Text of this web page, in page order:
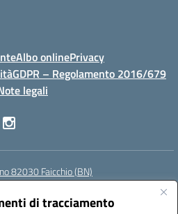
di tracciamento
Albo onlinePrivacy
GDPR – Regolamento 2016/679
legali
82030 Faicchio (BN)
bnis02300v@pec.istruzione.it